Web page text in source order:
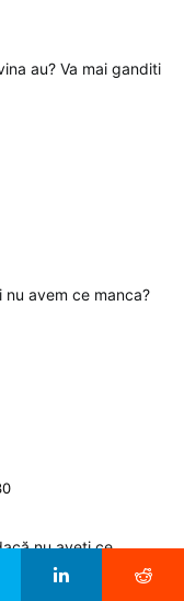
au? Va mai ganditi
avem ce manca?
nu aveți ce
la privat dacă